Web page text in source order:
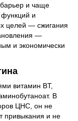
барьер и чаще
функций и
целей — сжигания
—
и экономически
витамин BT,
В
ЦНС, он не
привыкания и не